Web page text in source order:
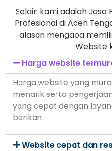
Selain kami adalah Jasa
Profesional di Aceh
alasan mengapa
Website
Harga website
Harga website yang
menarik serta
yang cepat dengan
berikan
Website cepat dan